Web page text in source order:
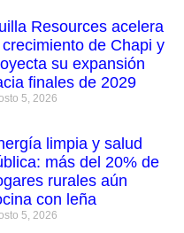
Resources acelera
de Chapi y
su expansión
finales de 2029
5, 2026
limpia y salud
más del 20% de
rurales aún
con leña
5, 2026